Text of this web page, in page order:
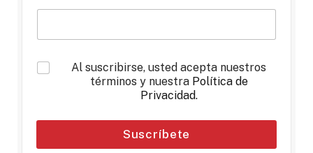
*
Al suscribirse, usted acepta nuestros
términos y nuestra Política de
Privacidad.
Suscríbete